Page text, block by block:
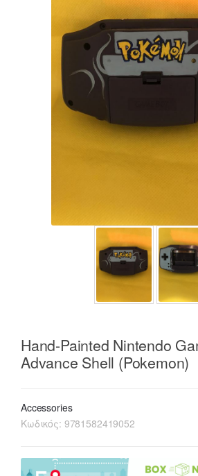
Hand-Painted Nintendo
Advance Shell (Pokemon)
Accessories
Κωδικός: 9781582419052